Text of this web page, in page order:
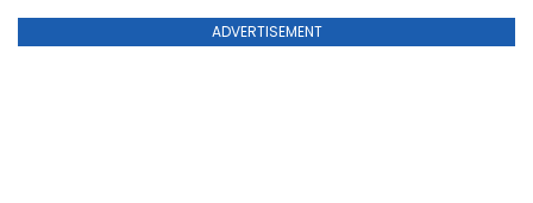
ADVERTISEMENT